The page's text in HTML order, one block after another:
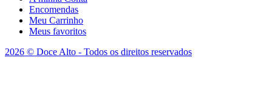
Encomendas
Meu Carrinho
Meus favoritos
2026 © Doce Alto - Todos os direitos reservados